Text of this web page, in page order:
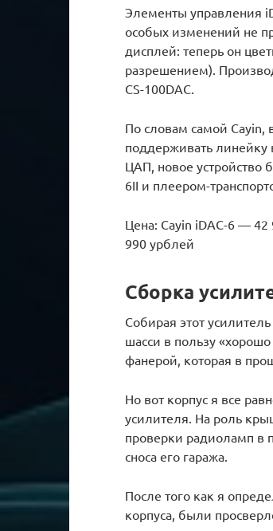
Элементы управления
особых изменений не
дисплей: теперь он
разрешением).
CS-100DAC.
По словам самой Cayin,
поддерживать линейку
ЦАП, новое устройство
6II и плеером-
Цена: Cayin iDAC-6 —
990 урблей
Сборка
Собирая этот
шасси в пользу
фанерой, которая в
Но вот корпус я все
усилителя. На роль
проверки радиоламп в
сноса его гаража.
После того как я
корпуса, были